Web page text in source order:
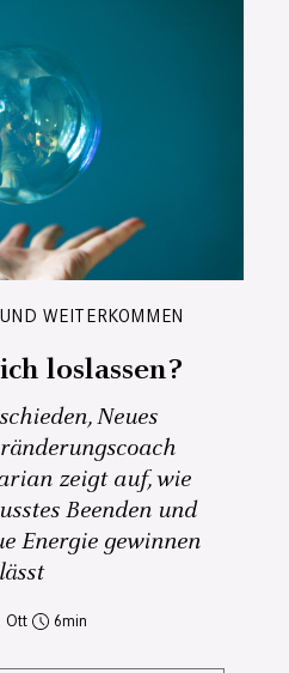
WEITERKOMMEN
loslassen?
Neues
zeigt auf, wie
Beenden und
Energie gewinnen
lässt
Ott 6